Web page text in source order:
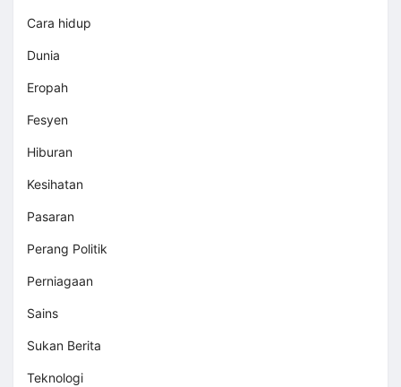
Cara hidup
Dunia
Eropah
Fesyen
Hiburan
Kesihatan
Pasaran
Perang Politik
Perniagaan
Sains
Sukan Berita
Teknologi